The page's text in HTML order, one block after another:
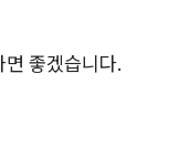
좋겠습니다.